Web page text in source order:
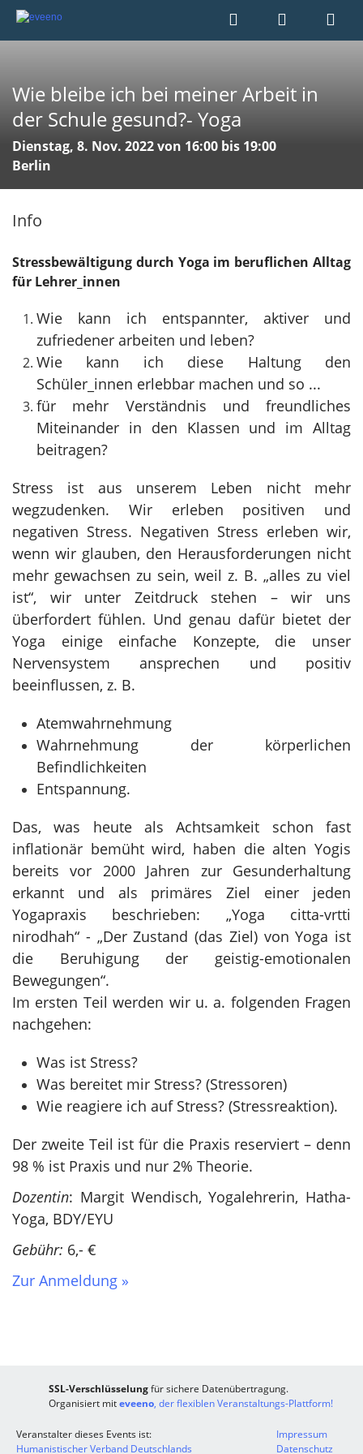
Wie bleibe ich bei meiner Arbeit in
der Schule gesund?- Yoga
Dienstag, 8. Nov. 2022 von 16:00 bis 19:00
Berlin
Info
Stressbewältigung durch Yoga im beruflichen Alltag
für Lehrer_innen
Wie kann ich entspannter, aktiver und
zufriedener arbeiten und leben?
Wie kann ich diese Haltung den
Schüler_innen erlebbar machen und so ...
für mehr Verständnis und freundliches
Miteinander in den Klassen und im Alltag
beitragen?
Stress ist aus unserem Leben nicht mehr
wegzudenken. Wir erleben positiven und
negativen Stress. Negativen Stress erleben wir,
wenn wir glauben, den Herausforderungen nicht
mehr gewachsen zu sein, weil z. B. „alles zu viel
ist“, wir unter Zeitdruck stehen – wir uns
überfordert fühlen. Und genau dafür bietet der
Yoga einige einfache Konzepte, die unser
Nervensystem ansprechen und positiv
beeinflussen, z. B.
Atemwahrnehmung
Wahrnehmung der körperlichen
Befindlichkeiten
Entspannung.
Das, was heute als Achtsamkeit schon fast
inflationär bemüht wird, haben die alten Yogis
bereits vor 2000 Jahren zur Gesunderhaltung
erkannt und als primäres Ziel einer jeden
Yogapraxis beschrieben: „Yoga citta-vrtti
nirodhah“ - „Der Zustand (das Ziel) von Yoga ist
die Beruhigung der geistig-emotionalen
Bewegungen“.
Im ersten Teil werden wir u. a. folgenden Fragen
nachgehen:
Was ist Stress?
Was bereitet mir Stress? (Stressoren)
Wie reagiere ich auf Stress? (Stressreaktion).
Der zweite Teil ist für die Praxis reserviert – denn
98 % ist Praxis und nur 2% Theorie.
Dozentin: Margit Wendisch, Yogalehrerin, Hatha-
Yoga, BDY/EYU
Gebühr: 6,- €
Zur Anmeldung »
SSL-Verschlüsselungfür sichere Datenübertragung.
Organisiert miteveeno, der flexiblen Veranstaltungs-Plattform!
Veranstalter dieses Events ist:
Humanistischer Verband Deutschlands
Impressum
Datenschutz